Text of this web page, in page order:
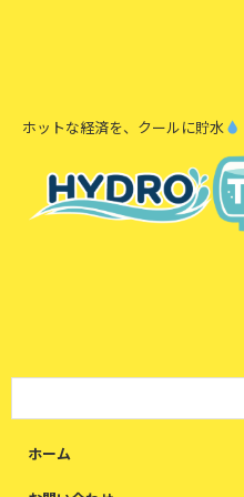
ホットな経済を、クールに貯水
ホーム